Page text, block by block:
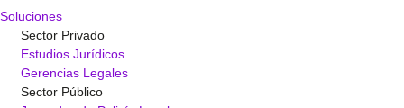
Soluciones
Sector Privado
Estudios Jurídicos
Gerencias Legales
Sector Público